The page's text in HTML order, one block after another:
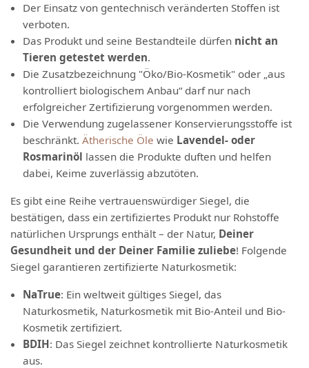
Der Einsatz von gentechnisch veränderten Stoffen ist
verboten.
Das Produkt und seine Bestandteile dürfen nicht an
Tieren getestet werden.
Die Zusatzbezeichnung "Öko/Bio-Kosmetik" oder „aus
kontrolliert biologischem Anbau“ darf nur nach
erfolgreicher Zertifizierung vorgenommen werden.
Die Verwendung zugelassener Konservierungsstoffe ist
beschränkt. Ätherische Öle wie Lavendel- oder
Rosmarinöl lassen die Produkte duften und helfen
dabei, Keime zuverlässig abzutöten.
Es gibt eine Reihe vertrauenswürdiger Siegel, die
bestätigen, dass ein zertifiziertes Produkt nur Rohstoffe
natürlichen Ursprungs enthält – der Natur, Deiner
Gesundheit und der Deiner Familie zuliebe! Folgende
Siegel garantieren zertifizierte Naturkosmetik:
NaTrue: Ein weltweit gültiges Siegel, das
Naturkosmetik, Naturkosmetik mit Bio-Anteil und Bio-
Kosmetik zertifiziert.
BDIH: Das Siegel zeichnet kontrollierte Naturkosmetik
aus.